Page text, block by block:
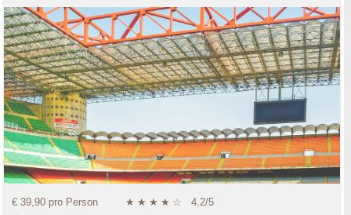
€ 39,90 pro Person ★ ★ ★ ★ ☆ 4.2/5